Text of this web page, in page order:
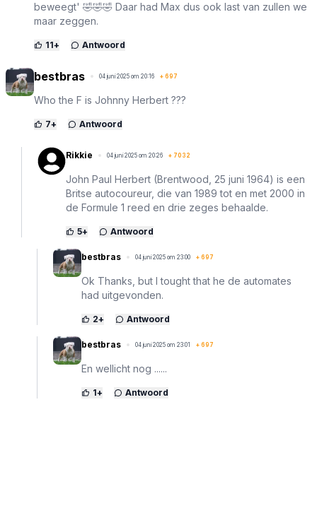
beweegt' 🤣🤣🤣 Daar had Max dus ook last van zullen we
maar zeggen.
11+ Antwoord
bestbras 04 juni 2025 om 20:16 + 697
Who the F is Johnny Herbert ???
7+ Antwoord
Rikkie 04 juni 2025 om 20:26 + 7032
John Paul Herbert (Brentwood, 25 juni 1964) is een
Britse autocoureur, die van 1989 tot en met 2000 in
de Formule 1 reed en drie zeges behaalde.
5+ Antwoord
bestbras 04 juni 2025 om 23:00 + 697
Ok Thanks, but I tought that he de automates
had uitgevonden.
2+ Antwoord
bestbras 04 juni 2025 om 23:01 + 697
En wellicht nog ......
1+ Antwoord